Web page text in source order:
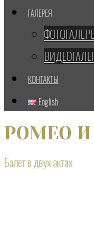
ГАЛЕРЕЯ
КОНТАКТЫ
English
РОМЕО И
Балет в двух актах